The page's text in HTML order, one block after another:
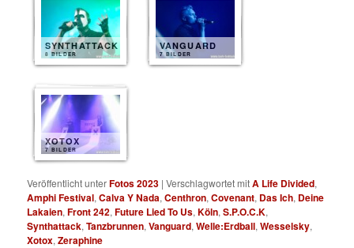
SYNTHATTACK
8 BILDER
VANGUARD
7 BILDER
XOTOX
7 BILDER
Veröffentlicht unterFotos 2023 |Verschlagwortet mitA Life Divided,
Amphi Festival,Calva Y Nada,Centhron,Covenant, Das Ich, Deine
Lakaien,Front 242,Future Lied To Us,Köln,S.P.O.C.K,
Synthattack,Tanzbrunnen,Vanguard,Welle:Erdball,Wesselsky,
Xotox,Zeraphine